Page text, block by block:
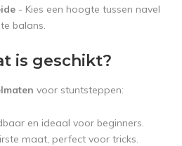
- Kies een hoogte tussen navel
balans.
is geschikt?
voor stuntsteppen:
en ideaal voor beginners.
maat, perfect voor tricks.